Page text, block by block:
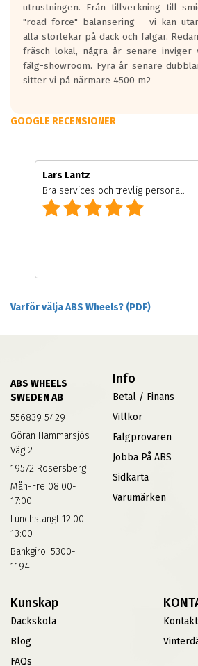
utrustningen. Från tillverkning till
"road force" balansering - vi kan
alla storlekar på däck och fälgar.
fräsch lokal, några år senare inviger
fälg-showroom. Fyra år senare
sitter vi på närmare 4500 m2
GOOGLE RECENSIONER
Lars Lantz
Bra services och trevlig personal.
Varför välja ABS Wheels? (PDF)
ABS WHEELS
SWEDEN AB
556839 5429
Göran Hammarsjös
Väg 2
19572 Rosersberg
Mån-Fre 08:00-
17:00
Lunchstängt 12:00-
13:00
Bankgiro: 5300-
1194
Info
Betal / Finans
Villkor
Fälgprovaren
Jobba På ABS
Sidkarta
Varumärken
Kunskap
Däckskola
Blog
FAQs